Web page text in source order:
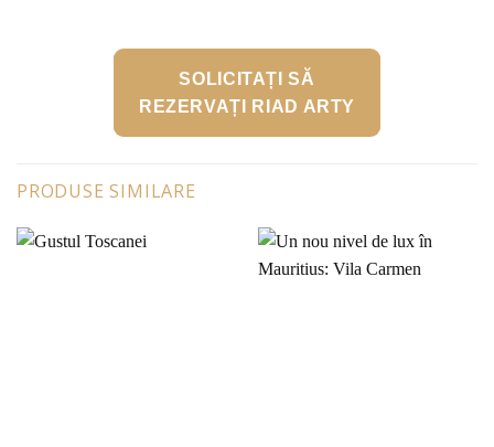
SOLICITAȚI SĂ
REZERVAȚI RIAD ARTY
PRODUSE SIMILARE